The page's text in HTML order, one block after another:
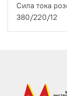
Сила тока
380/220/12